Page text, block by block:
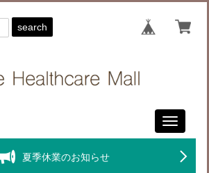
search
Toggle
夏季休業のお知らせ